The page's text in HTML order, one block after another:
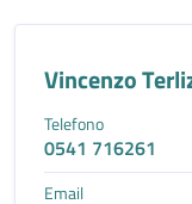
Vincenzo
Telefono
0541 716261
Email